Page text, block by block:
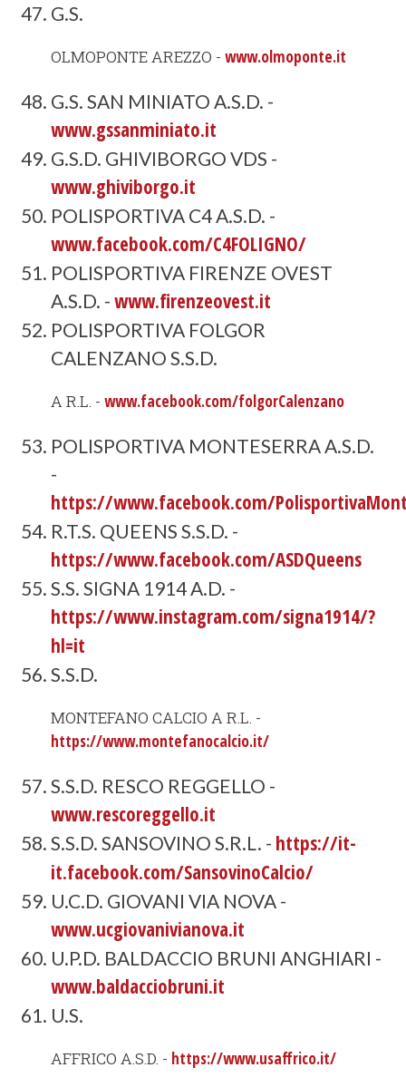
G.S.
OLMOPONTE AREZZO - www.olmoponte.it
G.S. SAN MINIATO A.S.D. -
www.gssanminiato.it
G.S.D. GHIVIBORGO VDS -
www.ghiviborgo.it
POLISPORTIVA C4 A.S.D. -
www.facebook.com/C4FOLIGNO/
POLISPORTIVA FIRENZE OVEST
A.S.D. - www.firenzeovest.it
POLISPORTIVA FOLGOR
CALENZANO S.S.D.
A R.L. - www.facebook.com/folgorCalenzano
POLISPORTIVA MONTESERRA A.S.D.
-
https://www.facebook.com/
R.T.S. QUEENS S.S.D. -
https://www.facebook.com/ASDQueens
S.S. SIGNA 1914 A.D. -
https://www.instagram.com/signa1914/?
hl=it
S.S.D.
MONTEFANO CALCIO A R.L. -
https://www.montefanocalcio.it/
S.S.D. RESCO REGGELLO -
www.rescoreggello.it
S.S.D. SANSOVINO S.R.L. - https://it-
it.facebook.com/SansovinoCalcio/
U.C.D. GIOVANI VIA NOVA -
www.ucgiovanivianova.it
U.P.D. BALDACCIO BRUNI ANGHIARI -
www.baldacciobruni.it
U.S.
AFFRICO A.S.D. - https://www.usaffrico.it/